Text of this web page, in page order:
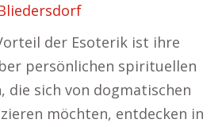
der Esoterik ist ihre
persönlichen spirituellen
die sich von dogmatischen
möchten, entdecken in